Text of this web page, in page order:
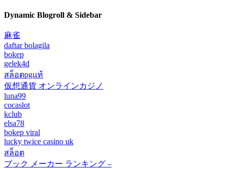
Dynamic Blogroll & Sidebar
麻雀
daftar bolagila
bokep
gelek4d
สล็อตpgแท้
仮想通貨 オンラインカジノ
luna99
cocaslot
kclub
elsa78
bokep viral
lucky twice casino uk
สล็อต
ブック メーカー ランキング –